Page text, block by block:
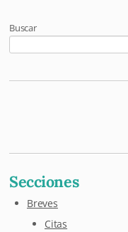
Buscar
Secciones
Breves
Citas